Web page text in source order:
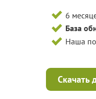
6
База
Наша
Скачать